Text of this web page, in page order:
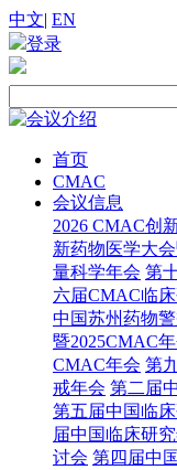
中文| EN
登录
首页
CMAC
会议信息
2026 CMAC创
新药物医学大
量科学年会 第
六届CMAC临
中国苏州药物
暨2025CMAC
CMAC年会 第
戒年会 第二届
第五届中国临
届中国临床研
讨会 第四届中